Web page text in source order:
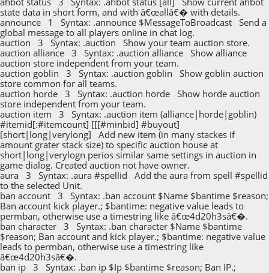
state data in short form, and with â€œallâ€� with details.
announce 1 Syntax: .announce $MessageToBroadcast Send a
global message to all players online in chat log.
auction 3 Syntax: .auction Show your team auction store.
auction alliance 3 Syntax: .auction alliance Show alliance
auction store independent from your team.
auction goblin 3 Syntax: .auction goblin Show goblin auction
store common for all teams.
auction horde 3 Syntax: .auction horde Show horde auction
store independent from your team.
auction item 3 Syntax: .auction item (alliance|horde|goblin)
#itemid[:#itemcount] [[[#minbid] #buyout]
[short|long|verylong] Add new item (in many stackes if
amount grater stack size) to specific auction house at
short|long|verylogn perios similar same settings in auction in
game dialog. Created auction not have owner.
aura 3 Syntax: .aura #spellid Add the aura from spell #spellid
to the selected Unit.
ban account 3 Syntax: .ban account $Name $bantime $reason;
Ban account kick player.; $bantime: negative value leads to
permban, otherwise use a timestring like â€œ4d20h3sâ€�.
ban character 3 Syntax: .ban character $Name $bantime
$reason; Ban account and kick player.; $bantime: negative value
leads to permban, otherwise use a timestring like
â€œ4d20h3sâ€�.
ban ip 3 Syntax: .ban ip $Ip $bantime $reason; Ban IP.;